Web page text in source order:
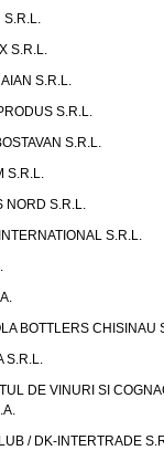
S.R.L.
S.R.L.
S.R.L.
S.R.L.
S.R.L.
S.R.L.
NORD S.R.L.
S.R.L.
BOTTLERS CHISINAU
S.R.L.
DE VINURI SI
/ DK-INTERTRADE